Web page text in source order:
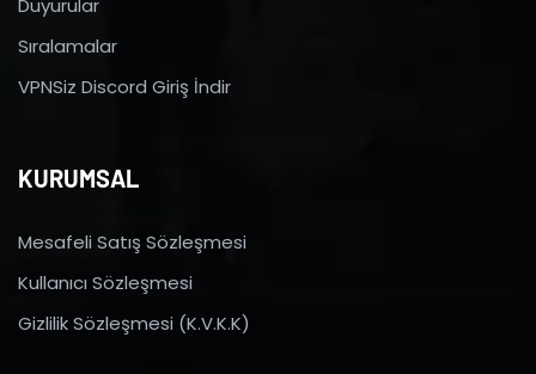
Sıralamalar
VPNSiz Discord Giriş İndir
KURUMSAL
Mesafeli Satış Sözleşmesi
Kullanıcı Sözleşmesi
Gizlilik Sözleşmesi (K.V.K.K)